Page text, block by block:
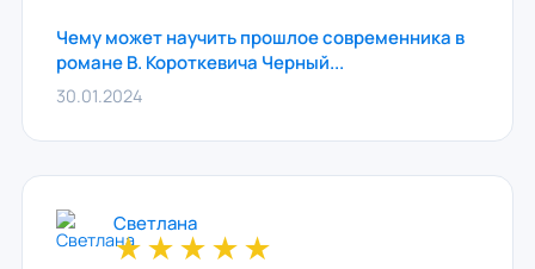
Чему может научить прошлое современника в
романе В. Короткевича Черный...
30.01.2024
Светлана
★★★★★